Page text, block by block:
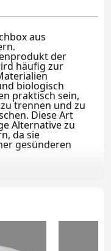
aus
der
häufig zur
biologisch
praktisch sein,
trennen und zu
Diese Art
Alternative zu
da sie
gesünderen